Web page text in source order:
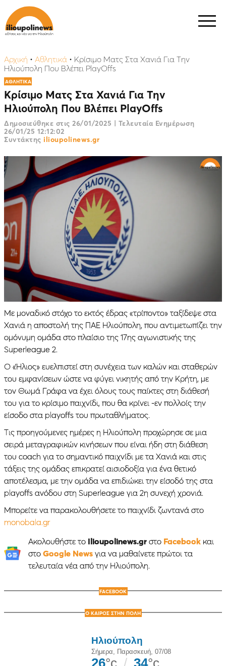
Αρχική • Αθλητικά • Kρίσιμο Ματς Στα Χανιά Για Την
Ηλιούπολη Που Βλέπει PlayOffs
ΑΘΛΗΤΙΚΑ
Kρίσιμο Ματς Στα Χανιά Για Την
Ηλιούπολη Που Βλέπει PlayOffs
Δημοσιεύθηκε στις 26/01/2025 | Τελευταία Ενημέρωση
26/01/25 12:12:02
Συντάκτης ilioupolinews.gr
Με μοναδικό στόχο το εκτός έδρας «τρίποντο» ταξίδεψε στα
Χανιά η αποστολή της ΠΑΕ Ηλιούπολη, που αντιμετωπίζει την
ομόνυμη ομάδα στο πλαίσιο της 17ης αγωνιστικής της
Superleague 2.
Ο «Ήλιος» ευελπιστεί στη συνέχεια των καλών και σταθερών
του εμφανίσεων ώστε να φύγει νικητής από την Κρήτη, με
τον Θωμά Γράφα να έχει όλους τους παίκτες στη διάθεσή
του για το κρίσιμο παιχνίδι, που θα κρίνει -εν πολλοίς την
είσοδο στα playoffs του πρωταθλήματος.
Τις προηγούμενες ημέρες η Ηλιούπολη προχώρησε σε μια
σειρά μεταγραφικών κινήσεων που είναι ήδη στη διάθεση
του coach για το σημαντικό παιχνίδι με τα Χανιά και στις
τάξεις της ομάδας επικρατεί αισιοδοξία για ένα θετικό
αποτέλεσμα, με την ομάδα να επιδιώκει την είσοδό της στα
playoffs ανόδου στη Superleague για 2η συνεχή χρονιά.
Μπορείτε να παρακολουθήσετε το παιχνίδι ζωντανά στο
monobala.gr
Ακολουθήστε το Ilioupolinews.grστο Facebookκαι
στο Google Newsγια να μαθαίνετε πρώτοι τα
τελευταία νέα από την Ηλιούπολη.
FACEBOOK
Ο ΚΑΙΡΟΣ ΣΤΗΝ ΠΟΛΗ